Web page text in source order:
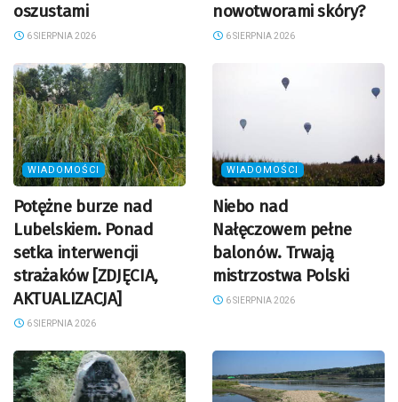
oszustami
6 SIERPNIA 2026
nowotworami skóry?
6 SIERPNIA 2026
WIADOMOŚCI
Potężne burze nad
Lubelskiem. Ponad
setka interwencji
strażaków [ZDJĘCIA,
AKTUALIZACJA]
6 SIERPNIA 2026
WIADOMOŚCI
Niebo nad
Nałęczowem pełne
balonów. Trwają
mistrzostwa Polski
6 SIERPNIA 2026